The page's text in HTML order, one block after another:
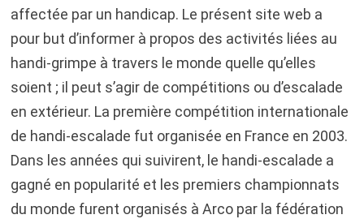
affectée par un handicap. Le présent site web a
pour but d’informer à propos des activités liées au
handi-grimpe à travers le monde quelle qu’elles
soient ; il peut s’agir de compétitions ou d’escalade
en extérieur. La première compétition internationale
de handi-escalade fut organisée en France en 2003.
Dans les années qui suivirent, le handi-escalade a
gagné en popularité et les premiers championnats
du monde furent organisés à Arco par la fédération